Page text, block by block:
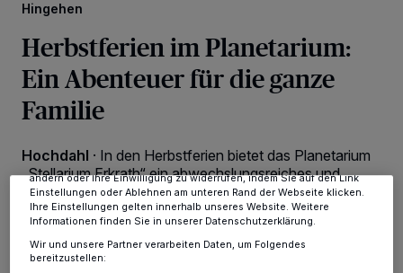
Hingehen
Herbstferien im Planetarium:
Ein Abenteuer für die ganze
Familie
Hochdahl · In den Herbstferien bietet das Planetarium
„Stellarium Erkrath“ ein abwechslungsreiches und
spannendes Programm für Kinder, Familien und
Erwachsene. Vom 15. bis zum 26. Oktober können
Besucherinnen und Besucher jeden Tag an
einzigartigen Veranstaltungen teilnehmen und in die
Tiefen des Universums eintauchen.
personenbezogene Daten wie Browserdaten oder eindeutige
Kennungen auf Ihrem Gerät zu. Durch Auswahl von OK aktivieren Sie
Tracking-Technologien für die unter „Wir und unsere Partner
verarbeiten Daten, um Ihnen Dienste bereitzustellen“ aufgeführten
Anzeigen möglicherweise nicht mehr so relevant für Sie. Sie können
dieses Menü jederzeit wieder aufrufen, um Ihre Einstellungen zu
ändern oder Ihre Einwilligung zu widerrufen, indem Sie auf den Link
Einstellungen oder Ablehnen am unteren Rand der Webseite klicken.
Ihre Einstellungen gelten innerhalb unseres Website. Weitere
Informationen finden Sie in unserer Datenschutzerklärung.
Wir und unsere Partner verarbeiten Daten, um Folgendes
bereitzustellen: